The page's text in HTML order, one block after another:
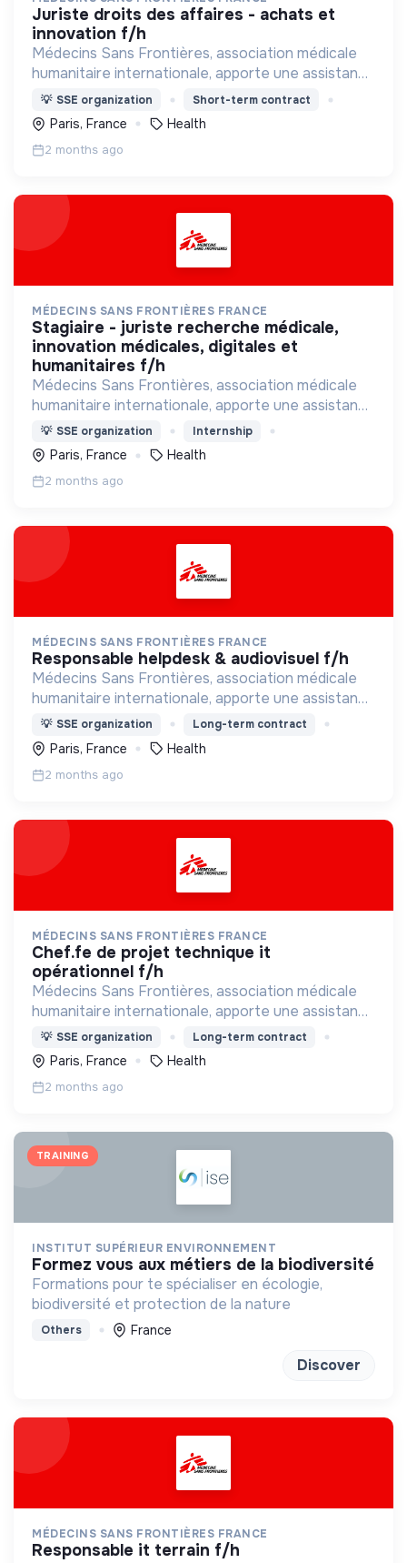
juriste droits des affaires - achats et
innovation f/h
Médecins Sans Frontières, association médicale
humanitaire internationale, apporte une assistance
médicale à des populations dont la vie est
menacée.
💡 SSE organization Short-term contract
Paris, France Health
2 months ago
MÉDECINS SANS FRONTIÈRES FRANCE
stagiaire - juriste recherche médicale,
innovation médicales, digitales et
humanitaires f/h
Médecins Sans Frontières, association médicale
humanitaire internationale, apporte une assistance
médicale à des populations dont la vie est
menacée.
💡 SSE organization Internship
Paris, France Health
2 months ago
MÉDECINS SANS FRONTIÈRES FRANCE
responsable helpdesk & audiovisuel f/h
Médecins Sans Frontières, association médicale
humanitaire internationale, apporte une assistance
médicale à des populations dont la vie est
menacée.
💡 SSE organization Long-term contract
Paris, France Health
2 months ago
MÉDECINS SANS FRONTIÈRES FRANCE
chef.fe de projet technique it
opérationnel f/h
Médecins Sans Frontières, association médicale
humanitaire internationale, apporte une assistance
médicale à des populations dont la vie est
menacée.
💡 SSE organization Long-term contract
Paris, France Health
2 months ago
TRAINING
INSTITUT SUPÉRIEUR ENVIRONNEMENT
formez vous aux métiers de la biodiversité
Formations pour te spécialiser en écologie,
biodiversité et protection de la nature
Others France
Discover
MÉDECINS SANS FRONTIÈRES FRANCE
responsable it terrain f/h